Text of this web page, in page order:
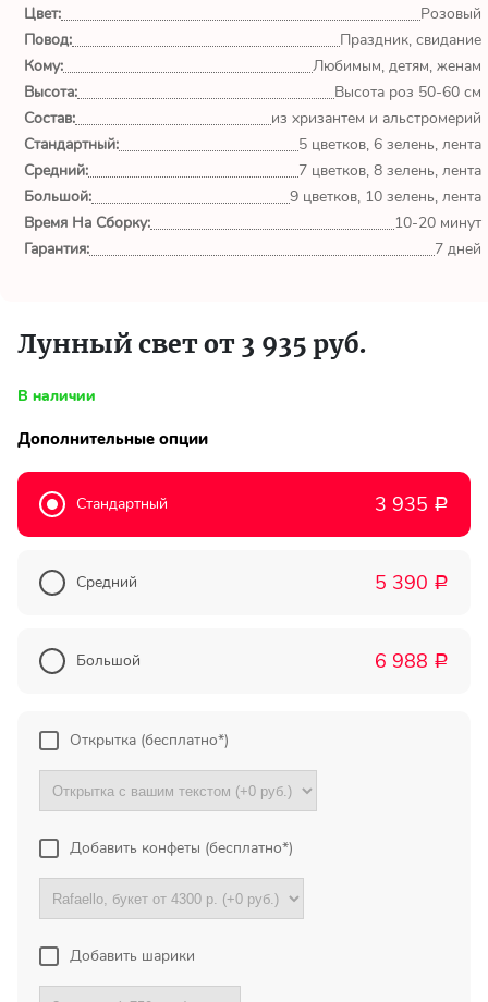
world.ru, очень рада что
выбрала Вас. Букет
изумительный!
Ульяна
Тымовское,
вовремя. Не подвели. Цветы
свежие. Спасибо.
Тымовское,
Прекрасный букет отличная
Огромное спасибо за
компетентную помощь в
выборе букета. Спасибо
большое. Доставка пришла
вовремя. Остаюсь Вашим
клиентом!
Тамара
Гидроторф,
область
Цвет:
Розовый
Повод:
Праздник, свидание
Кому:
Любимым, детям, женам
Высота:
Высота роз 50-60 см
Состав:
из хризантем и альстромерий
Стандартный:
5 цветков, 6 зелень, лента
Средний:
7 цветков, 8 зелень, лента
Большой:
9 цветков, 10 зелень, лента
Время На Сборку:
10-20 минут
Гарантия:
7 дней
Лунный свет от 3 935 руб.
В наличии
Дополнительные опции
Стандартный 3 935 Р
Средний 5 390 Р
Большой 6 988 Р
Открытка (бесплатно*)
Добавить конфеты (бесплатно*)
Добавить шарики